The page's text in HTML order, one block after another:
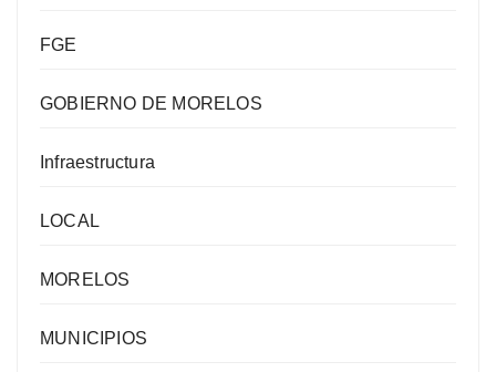
FGE
GOBIERNO DE MORELOS
Infraestructura
LOCAL
MORELOS
MUNICIPIOS